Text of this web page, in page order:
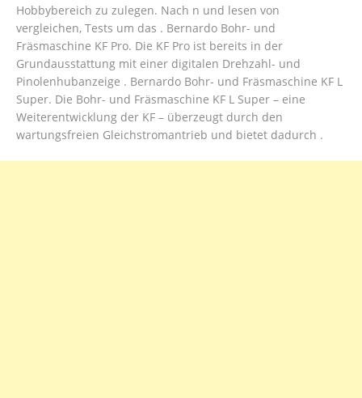
Hobbybereich zu zulegen. Nach n und lesen von
vergleichen, Tests um das . Bernardo Bohr- und
Fräsmaschine KF Pro. Die KF Pro ist bereits in der
Grundausstattung mit einer digitalen Drehzahl- und
Pinolenhubanzeige . Bernardo Bohr- und Fräsmaschine KF L
Super. Die Bohr- und Fräsmaschine KF L Super – eine
Weiterentwicklung der KF – überzeugt durch den
wartungsfreien Gleichstromantrieb und bietet dadurch .